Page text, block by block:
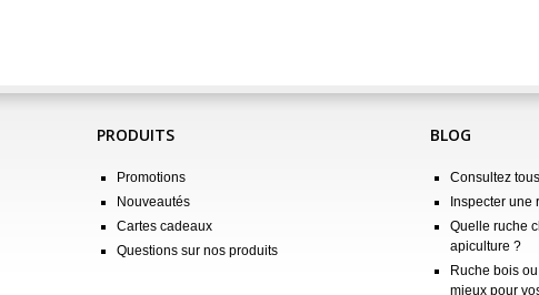
PRODUITS
Promotions
Nouveautés
Cartes cadeaux
Questions sur nos produits
BLOG
Consultez
Inspecter une
Quelle ruche
apiculture ?
Ruche bois
mieux pour